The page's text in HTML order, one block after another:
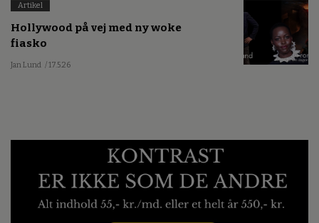
Artikel
Hollywood på vej med ny woke
fiasko
Jan Lund / 17.5.26